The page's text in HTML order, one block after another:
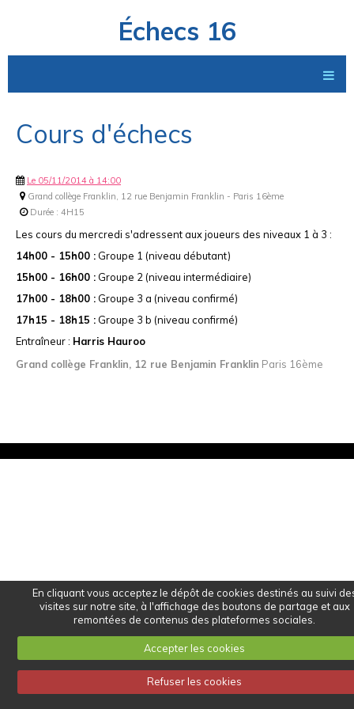
Échecs 16
Cours d'échecs
Le 05/11/2014 à 14:00
Grand collège Franklin, 12 rue Benjamin Franklin - Paris 16ème
Durée : 4H15
Les cours du mercredi s'adressent aux joueurs des niveaux 1 à 3 :
14h00 - 15h00 : Groupe 1 (niveau débutant)
15h00 - 16h00 : Groupe 2 (niveau intermédiaire)
17h00 - 18h00 : Groupe 3 a (niveau confirmé)
17h15 - 18h15 : Groupe 3 b (niveau confirmé)
Entraîneur : Harris Hauroo
Grand collège Franklin, 12 rue Benjamin Franklin Paris 16ème
En cliquant vous acceptez le dépôt de cookies destinés au suivi
visites sur notre site, à l'affichage des boutons de partage et aux
remontées de contenus des plateformes sociales.
Accepter les cookies
Refuser les cookies